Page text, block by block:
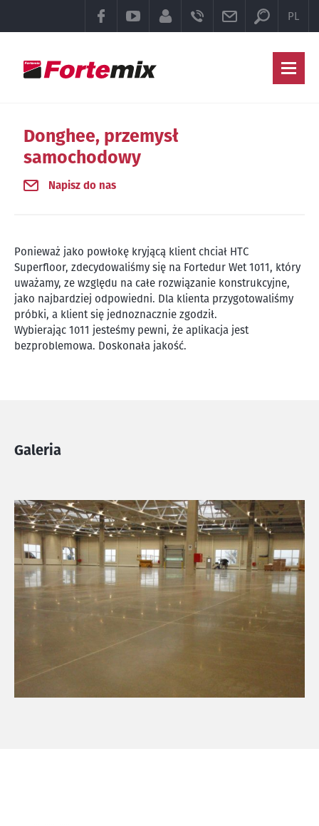
PL
TELEFON E-MAIL
FACEBOOKYOUTUBESEKCJA KLIENTA
Donghee, przemysł
samochodowy
Napisz do nas
Ponieważ jako powłokę kryjącą klient chciał HTC
Superfloor, zdecydowaliśmy się na Fortedur Wet 1011, który
uważamy, ze względu na całe rozwiązanie konstrukcyjne,
jako najbardziej odpowiedni. Dla klienta przygotowaliśmy
próbki, a klient się jednoznacznie zgodził.
Wybierając 1011 jesteśmy pewni, że aplikacja jest
bezproblemowa. Doskonała jakość.
Galeria